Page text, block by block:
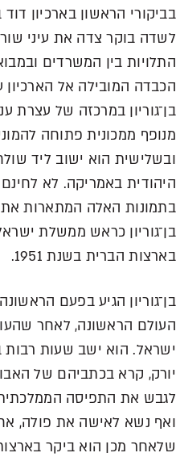
בביקורי הראשון בארכיון
לשדה בוקר צדה את עיני
התלויות בין המשרדים
הכבדה המובילה אל
בן־גוריון במרכזה של עצרת
מנופף ממכונית פתוחה
ובשלישית הוא ישוב ליד
היהודית באמריקה. לא לחינם
בתמונות האלה המתארות
בן־גוריון כראש ממשלת
בארצות הברית בשנת 1951.
בן־גוריון הגיע בפעם
העולם הראשונה, לאחר
ישראל. הוא ישב שעות רבות
יורק, קרא בכתביהם של
לגבש את התפיסה
ואף נשא לאישה את פולה,
שלאחר מכן הוא ביקר